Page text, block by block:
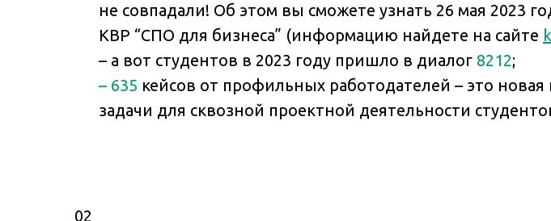
не совпадали! Об этом вы сможете узнать 26 мая 2023
КВР “СПО для бизнеса” (информацию найдете на сайте
– а вот студентов в 2023 году пришло в диалог 8212;
– 635 кейсов от профильных работодателей – это
задачи для сквозной проектной деятельности
02